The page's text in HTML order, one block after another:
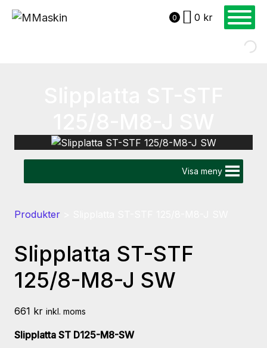
0 0 kr
Visa meny
Produkter
Slipplatta ST-STF
125/8-M8-J SW
661 kr inkl. moms
Slipplatta ST D125-M8-SW